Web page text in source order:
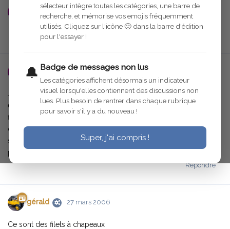
sélecteur intègre toutes les catégories, une barre de
recherche, et mémorise vos emojis fréquemment
utilisés. Cliquez sur l'icône 🙂 dans la barre d'édition
pour l'essayer !
🔔 Badge de messages non lus
Les catégories affichent désormais un indicateur
visuel lorsqu'elles contiennent des discussions non
lues. Plus besoin de rentrer dans chaque rubrique
pour savoir s'il y a du nouveau !
Super, j'ai compris !
THC4A 27 mars 2006 Modifié
THC4A 27 mars 2006
J'avais lu sur une publicité d'époque que certaines C4 étaient
équipées d'un filet permettant de ranger quelques papiers. Ce
filet était apparemment réalisé au crochet et se plaçait sur le ciel
de toit. Quelqu'un aurait-il de plus amples renseignements au
sujet de cet accessoire et éventuellement des photos et/ou
plans pour en réaliser un. Merci
Répondre
gérald 27 mars 2006
Ce sont des filets à chapeaux